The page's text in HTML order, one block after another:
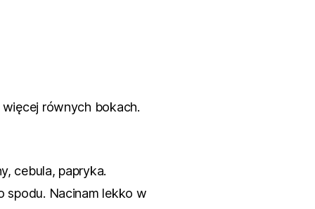
więcej równych bokach.
cebula, papryka.
spodu. Nacinam lekko w